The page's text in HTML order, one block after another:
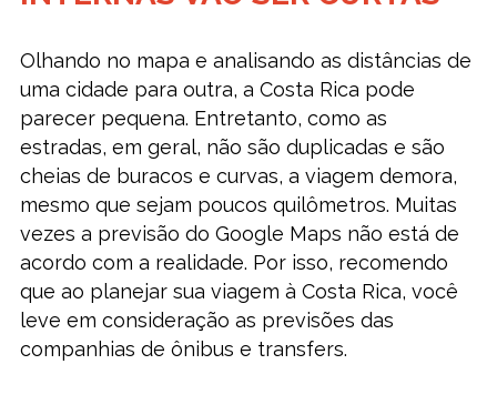
Olhando no mapa e analisando as distâncias de
uma cidade para outra, a Costa Rica pode
parecer pequena. Entretanto, como as
estradas, em geral, não são duplicadas e são
cheias de buracos e curvas, a viagem demora,
mesmo que sejam poucos quilômetros. Muitas
vezes a previsão do Google Maps não está de
acordo com a realidade. Por isso, recomendo
que ao planejar sua viagem à Costa Rica, você
leve em consideração as previsões das
companhias de ônibus e transfers.